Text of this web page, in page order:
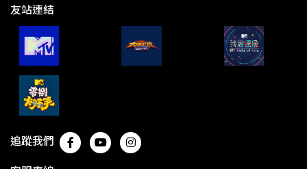
友站連結
追蹤我們